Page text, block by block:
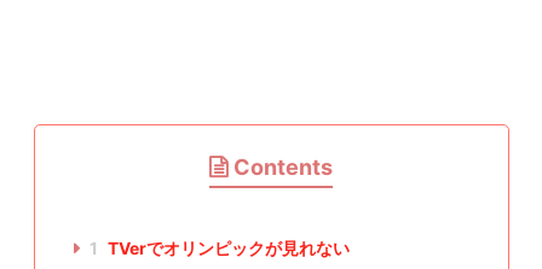
Contents
1 TVerでオリンピックが見れない